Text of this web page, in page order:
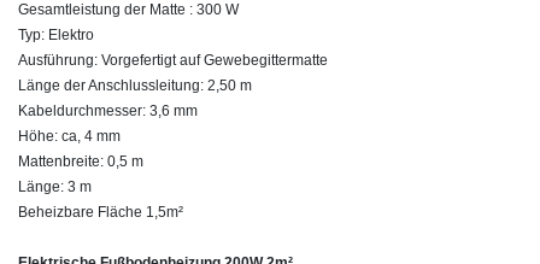
Gesamtleistung der Matte : 300 W
Typ: Elektro
Ausführung: Vorgefertigt auf Gewebegittermatte
Länge der Anschlussleitung: 2,50 m
Kabeldurchmesser: 3,6 mm
Höhe: ca, 4 mm
Mattenbreite: 0,5 m
Länge: 3 m
Beheizbare Fläche 1,5m²